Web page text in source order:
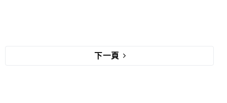
下一頁